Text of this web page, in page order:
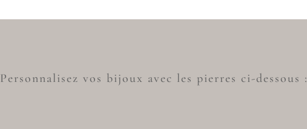
Personnalisez vos bijoux avec les pierres ci-dessous :